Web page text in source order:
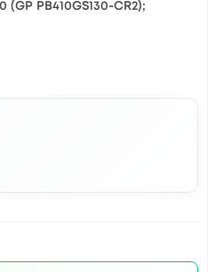
PB410GS130-CR2);